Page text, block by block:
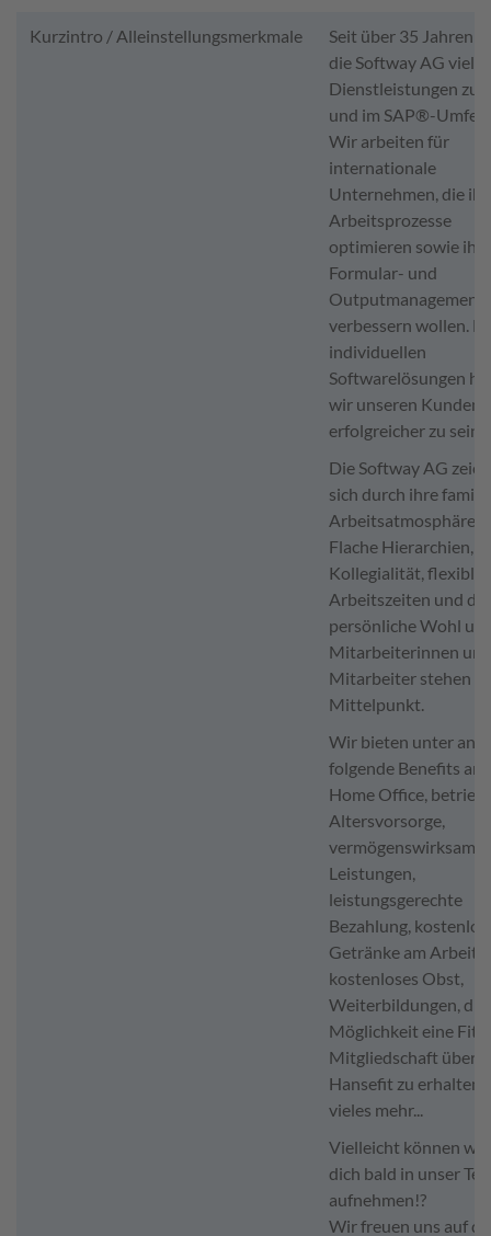
Kurzintro / Alleinstellungsmerkmale
Seit über 35 Jahren
die Softway AG
Dienstleistungen zu
und im SAP®-
Wir arbeiten für
internationale
Unternehmen, die
Arbeitsprozesse
optimieren sowie ihr
Formular- und
Outputmanagement
verbessern wollen.
individuellen
Softwarelösungen
wir unseren Kunden
erfolgreicher zu sein.
Die Softway AG
sich durch ihre
Arbeitsatmosphäre
Flache Hierarchien,
Kollegialität, flexible
Arbeitszeiten und
persönliche Wohl
Mitarbeiterinnen und
Mitarbeiter stehen
Mittelpunkt.
Wir bieten unter
folgende Benefits an:
Home Office,
Altersvorsorge,
vermögenswirksame
Leistungen,
leistungsgerechte
Bezahlung,
Getränke am
kostenloses Obst,
Weiterbildungen, die
Möglichkeit eine
Mitgliedschaft über
Hansefit zu erhalten
vieles mehr...
Vielleicht können wir
dich bald in unser
aufnehmen!?
Wir freuen uns auf